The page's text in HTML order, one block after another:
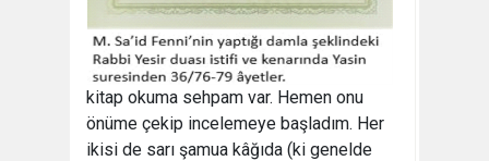
kitap okuma sehpam var. Hemen onu
önüme çekip incelemeye başladım. Her
ikisi de sarı şamua kâğıda (ki genelde